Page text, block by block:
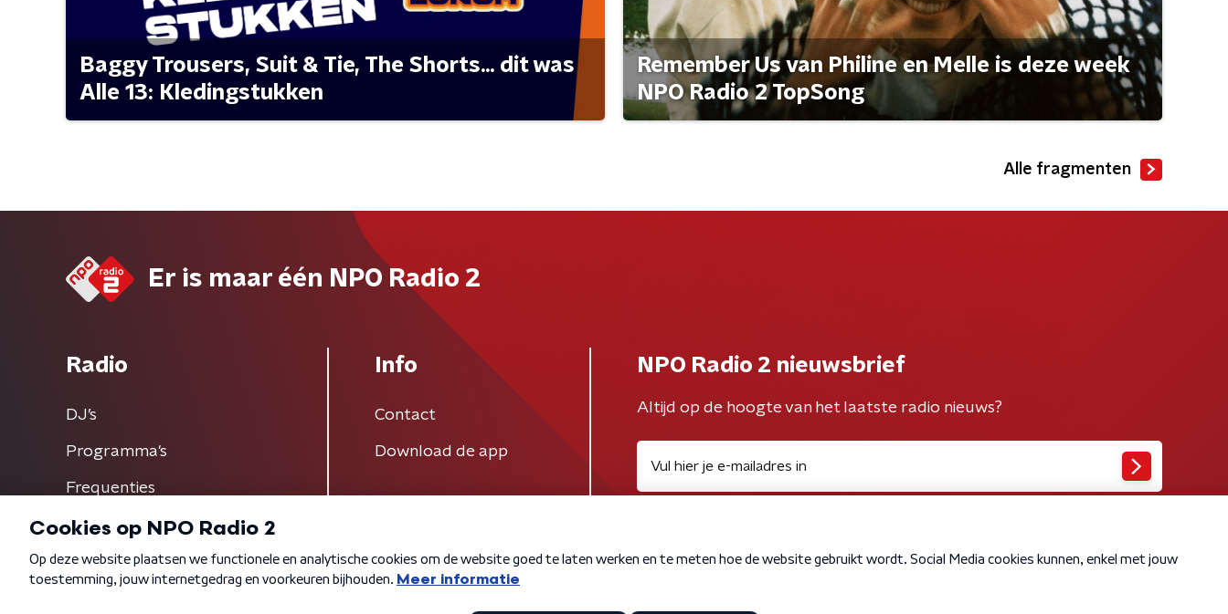
Baggy Trousers, Suit & Tie, The Shorts... dit was
Alle 13: Kledingstukken
Remember Us van Philine en Melle is deze week
NPO Radio 2 TopSong
Alle fragmenten
Er is maar één NPO Radio 2
Radio
DJ’s
Programma's
Frequenties
Info
Contact
Download de app
NPO Radio 2 nieuwsbrief
Altijd op de hoogte van het laatste radio nieuws?
Algemene voorwaarden Privacybeleid